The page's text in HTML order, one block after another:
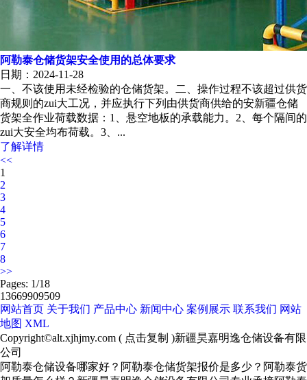
阿勒泰仓储货架安全使用的总体要求
日期：2024-11-28
一、不该使用未经检验的仓储货架。二、操作过程不该超过供货
商规则的zui大工况，并应执行下列由供货商供给的安新疆仓储
货架全作业荷载数据：​1、悬空地板的承载能力。2、每个隔间的
zui大安全均布荷载。3、...
了解详情
<<
1
2
3
4
5
6
7
8
>>
Pages: 1/18
13669909509
网站首页 关于我们 产品中心 新闻中心 案例展示 联系我们 网站
地图 XML
Copyright©alt.xjhjmy.com ( 点击复制 )新疆昊嘉明逸仓储设备有限
公司
阿勒泰仓储设备哪家好？阿勒泰仓储货架报价是多少？阿勒泰货